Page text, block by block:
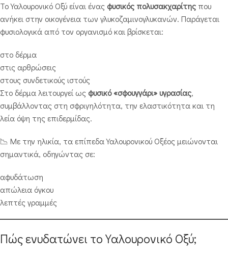
Το Υαλουρονικό Οξύ είναι ένας φυσικός πολυσακχαρίτης που
ανήκει στην οικογένεια των γλυκοζαμινογλυκανών. Παράγεται
φυσιολογικά από τον οργανισμό και βρίσκεται:
στο δέρμα
στις αρθρώσεις
στους συνδετικούς ιστούς
Στο δέρμα λειτουργεί ως φυσικό «σφουγγάρι» υγρασίας,
συμβάλλοντας στη σφριγηλότητα, την ελαστικότητα και τη
λεία όψη της επιδερμίδας.
📉 Με την ηλικία, τα επίπεδα Υαλουρονικού Οξέος μειώνονται
σημαντικά, οδηγώντας σε:
αφυδάτωση
απώλεια όγκου
λεπτές γραμμές
Πώς ενυδατώνει το Υαλουρονικό Οξύ;